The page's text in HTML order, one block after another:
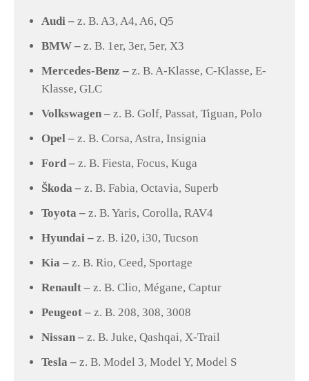
Audi – z. B. A3, A4, A6, Q5
BMW – z. B. 1er, 3er, 5er, X3
Mercedes-Benz – z. B. A-Klasse, C-Klasse, E-
Klasse, GLC
Volkswagen – z. B. Golf, Passat, Tiguan, Polo
Opel – z. B. Corsa, Astra, Insignia
Ford – z. B. Fiesta, Focus, Kuga
Škoda – z. B. Fabia, Octavia, Superb
Toyota – z. B. Yaris, Corolla, RAV4
Hyundai – z. B. i20, i30, Tucson
Kia – z. B. Rio, Ceed, Sportage
Renault – z. B. Clio, Mégane, Captur
Peugeot – z. B. 208, 308, 3008
Nissan – z. B. Juke, Qashqai, X-Trail
Tesla – z. B. Model 3, Model Y, Model S